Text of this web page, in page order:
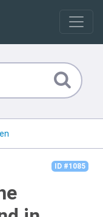
ID #1085